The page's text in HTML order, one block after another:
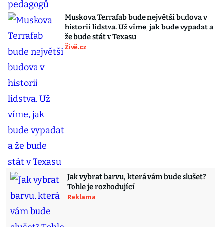
Muskova Terrafab bude největší budova v
historii lidstva. Už víme, jak bude vypadat a
že bude stát v Texasu
Živě.cz
Jak vybrat barvu, která vám bude slušet?
Tohle je rozhodující
Reklama